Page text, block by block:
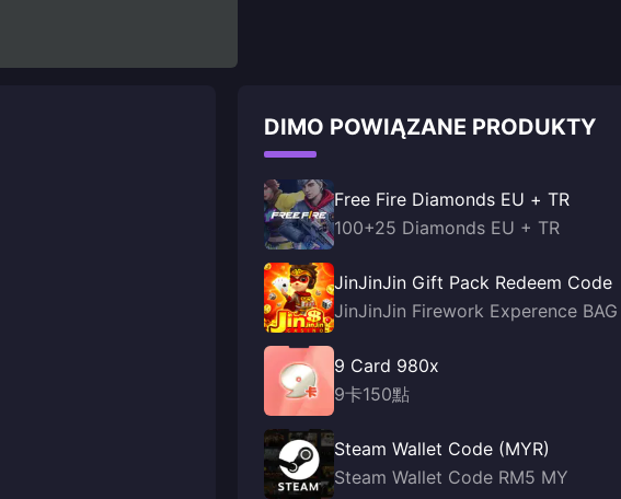
DIMO POWIĄZANE PRODUKTY
Free Fire Diamonds EU + TR
100+25 Diamonds EU + TR
JinJinJin Gift Pack Redeem Code
JinJinJin Firework Experence BAG
9 Card 980x
9卡150點
Steam Wallet Code (MYR)
Steam Wallet Code RM5 MY